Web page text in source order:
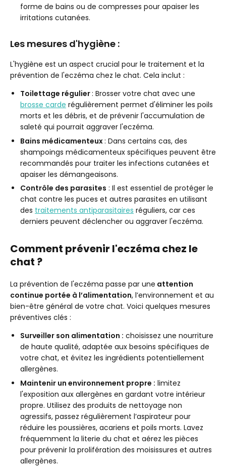
forme de bains ou de compresses pour apaiser les
irritations cutanées.
Les mesures d'hygiène :
L'hygiène est un aspect crucial pour le traitement et la
prévention de l'eczéma chez le chat. Cela inclut :
Toilettage régulier: Brosser votre chat avec une
brosse carde régulièrement permet d'éliminer les poils
morts et les débris, et de prévenir l'accumulation de
saleté qui pourrait aggraver l'eczéma.
Bains médicamenteux: Dans certains cas, des
shampoings médicamenteux spécifiques peuvent être
recommandés pour traiter les infections cutanées et
apaiser les démangeaisons.
Contrôle des parasites : Il est essentiel de protéger le
chat contre les puces et autres parasites en utilisant
des traitements antiparasitaires réguliers, car ces
derniers peuvent déclencher ou aggraver l'eczéma.
Comment prévenir l'eczéma chez le
chat ?
La prévention de l'eczéma passe par une attention
continue portée à l’alimentation, l’environnement et au
bien-être général de votre chat. Voici quelques mesures
préventives clés :
Surveiller son alimentation : choisissez une nourriture
de haute qualité, adaptée aux besoins spécifiques de
votre chat, et évitez les ingrédients potentiellement
allergènes.
Maintenir un environnement propre : limitez
l'exposition aux allergènes en gardant votre intérieur
propre. Utilisez des produits de nettoyage non
agressifs, passez régulièrement l’aspirateur pour
réduire les poussières, acariens et poils morts. Lavez
fréquemment la literie du chat et aérez les pièces
pour prévenir la prolifération des moisissures et autres
allergènes.